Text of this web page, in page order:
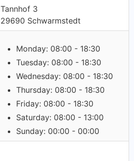
Tannhof 3
29690 Schwarmstedt
Monday: 08:00 - 18:30
Tuesday: 08:00 - 18:30
Wednesday: 08:00 - 18:30
Thursday: 08:00 - 18:30
Friday: 08:00 - 18:30
Saturday: 08:00 - 13:00
Sunday: 00:00 - 00:00